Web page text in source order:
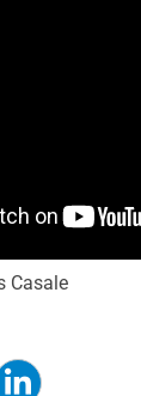
Casale